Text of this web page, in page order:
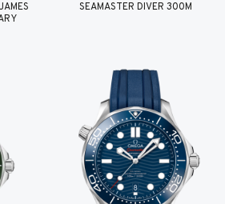
SEAMASTER DIVER 300M